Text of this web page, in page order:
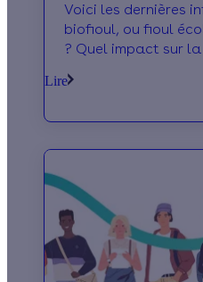
Voici les dernières
biofioul, ou fioul
? Quel impact sur
Lire